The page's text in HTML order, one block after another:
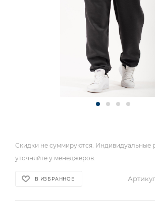
В ИЗБРАННОЕ
Скидки не суммируются. Индивидуальные
уточняйте у менеджеров.